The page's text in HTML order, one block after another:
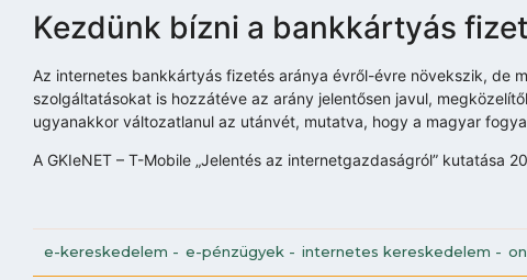
Kezdünk bízni a bankkártyás
Az internetes bankkártyás fizetés aránya évről-évre növekszik, de
szolgáltatásokat is hozzátéve az arány jelentősen javul,
ugyanakkor változatlanul az utánvét, mutatva, hogy a magyar
A GKIeNET – T-Mobile „Jelentés az internetgazdaságról”
e-kereskedelem - e-pénzügyek - internetes kereskedelem -